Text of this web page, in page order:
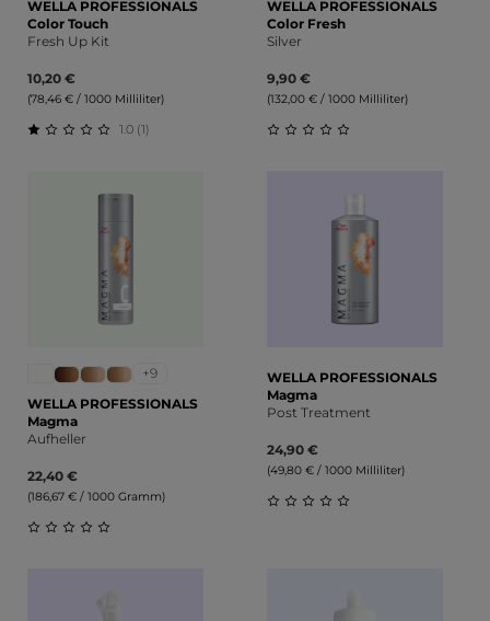
WELLA PROFESSIONALS
Color Touch
Fresh Up Kit
10,20 €
(78,46 € / 1000 Milliliter)
1.0 (1)
WELLA PROFESSIONALS
Color Fresh
Silver
9,90 €
(132,00 € / 1000 Milliliter)
+9
WELLA PROFESSIONALS
Magma
Aufheller
22,40 €
(186,67 € / 1000 Gramm)
WELLA PROFESSIONALS
Magma
Post Treatment
24,90 €
(49,80 € / 1000 Milliliter)